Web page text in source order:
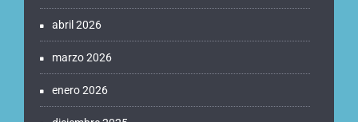
abril 2026
marzo 2026
enero 2026